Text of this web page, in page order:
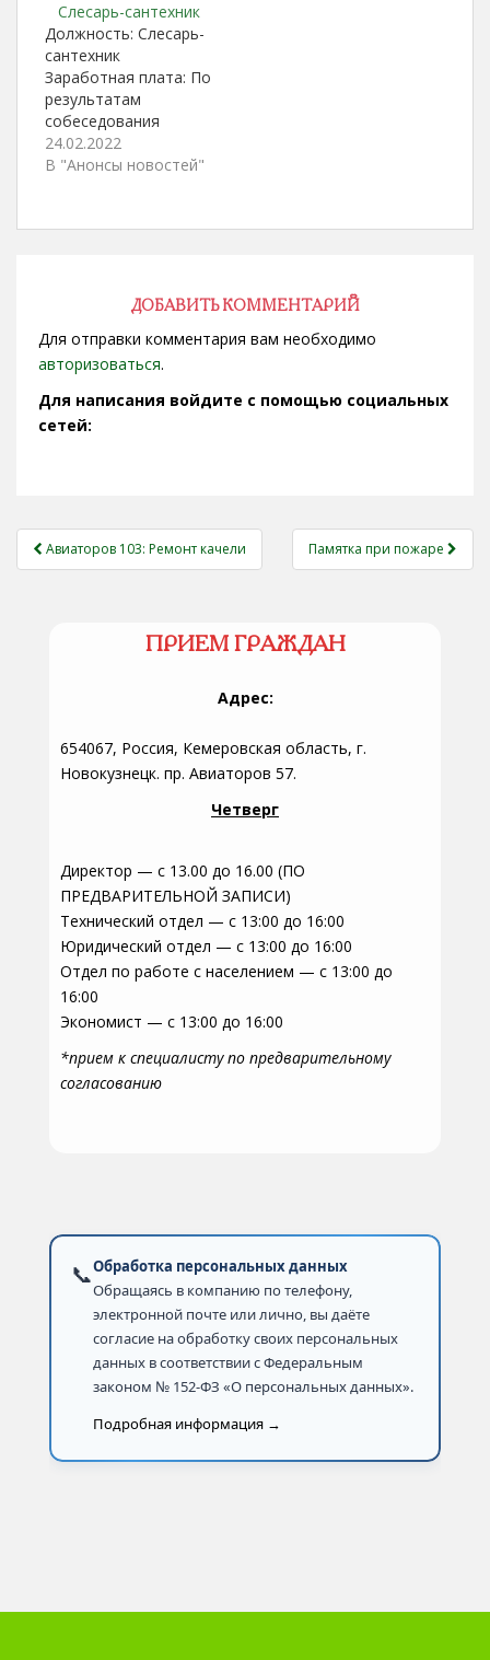
Слесарь-сантехник
Должность: Слесарь-
сантехник
Заработная плата: По
результатам
собеседования
Требование: Стаж от
1 года, опыт работы
устанавливать
канализаций; общие
сантех.работы , без
вредных привычек.
24.02.2022
В "Анонсы новостей"
ДОБАВИТЬ КОММЕНТАРИЙ
Для отправки комментария вам необходимо
авторизоваться.
Для написания войдите с помощью социальных
сетей:
НАВИГАЦИЯ
Авиаторов 103: Ремонт качели Памятка при пожаре
ПРИЕМ ГРАЖДАН
Адрес:
654067, Россия, Кемеровская область, г.
Новокузнецк. пр. Авиаторов 57.
Четверг
Директор — с 13.00 до 16.00 (ПО
ПРЕДВАРИТЕЛЬНОЙ ЗАПИСИ)
Технический отдел — с 13:00 до 16:00
Юридический отдел — с 13:00 до 16:00
Отдел по работе с населением — с 13:00 до
16:00
Экономист — с 13:00 до 16:00
*прием к специалисту по предварительному
согласованию
📞Обработка персональных данных
Обращаясь в компанию по телефону,
электронной почте или лично, вы даёте
согласие на обработку своих персональных
данных в соответствии с Федеральным
законом № 152-ФЗ «О персональных данных».
Подробная информация →